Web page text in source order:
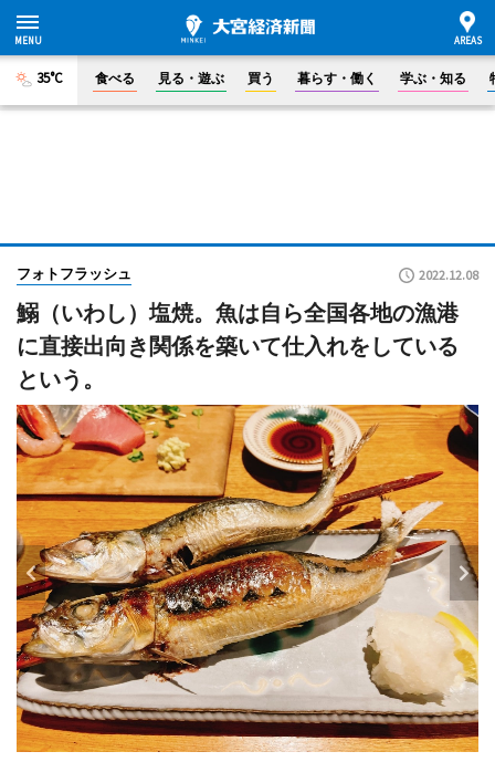
35°C 食べる 見る・遊ぶ 買う 暮らす・働く 学ぶ・知る
フォトフラッシュ 2022.12.08
鰯（いわし）塩焼。魚は自ら全国各地の漁港
に直接出向き関係を築いて仕入れをしている
という。